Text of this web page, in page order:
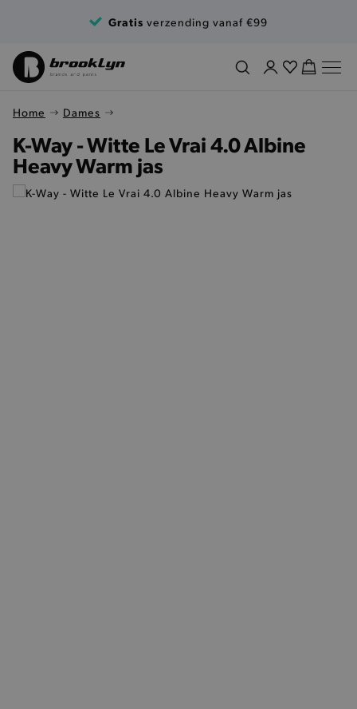
Gratis verzending vanaf €99
Home Dames
K-Way - Witte Le Vrai 4.0 Albine
Heavy Warm jas